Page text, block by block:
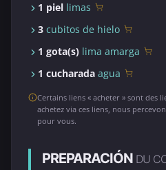
1 piel limas
3 cubitos de hielo
1 gota(s) lima amarga
1 cucharada agua
Certains liens « acheter » sont des
achetez via ces liens, nous
pour vous.
PREPARACIÓN DU